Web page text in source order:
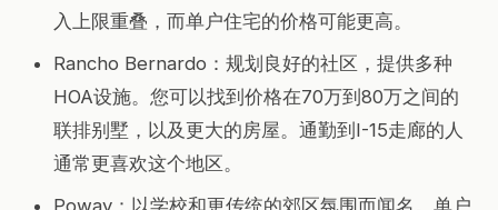
入上限重叠，而单户住宅的价格可能更高。
Rancho Bernardo：规划良好的社区，提供多种
HOA设施。您可以找到价格在70万到80万之间的
联排别墅，以及更大的房屋。通勤到I-15走廊的人
通常更喜欢这个地区。
Poway：以学校和更传统的郊区氛围而闻名。单户